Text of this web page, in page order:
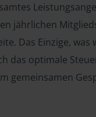
jährlichen
Das Einzige,
das optimale
gemeinsamen